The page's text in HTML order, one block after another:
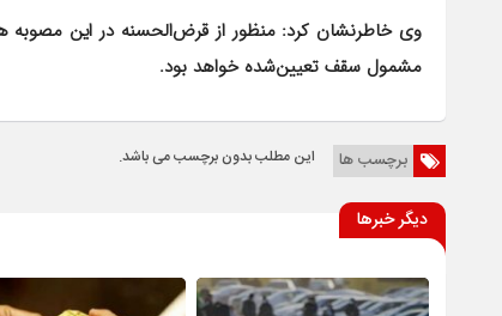
وی خاطرنشان کرد: منظور از قرض‌الحسنه در این مصوبه
مشمول سقف تعیین‌شده خواهد بود.
برچسب ها این مطلب بدون برچسب می باشد.
دیگر خبرها